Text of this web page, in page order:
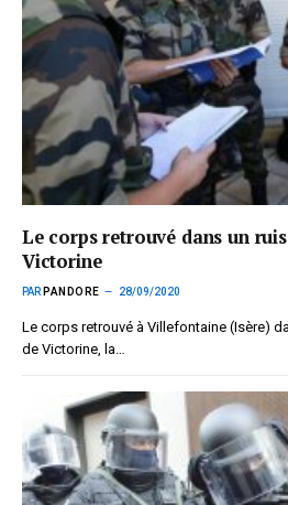
Le corps retrouvé dans un
Victorine
PAR PANDORE 28/09/2020
Le corps retrouvé à Villefontaine (Isère)
de Victorine, la…